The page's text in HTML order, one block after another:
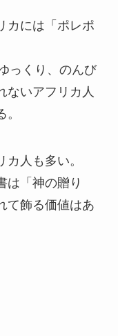
カには「ポレポ
っくり、のんび
ないアフリカ人
人も多い。
は「神の贈り
て飾る価値はあ